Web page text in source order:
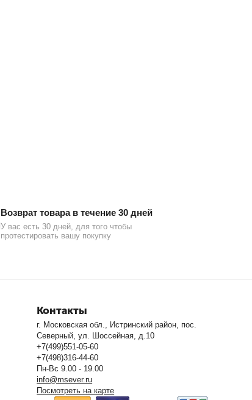
Возврат товара в течение 30 дней
У вас есть 30 дней, для того чтобы
протестировать вашу покупку
Контакты
г. Московская обл., Истринский район, пос.
Северный, ул. Шоссейная, д.10
+7(499)551-05-60
+7(498)316-44-60
Пн-Вс 9.00 - 19.00
info@msever.ru
Посмотреть на карте